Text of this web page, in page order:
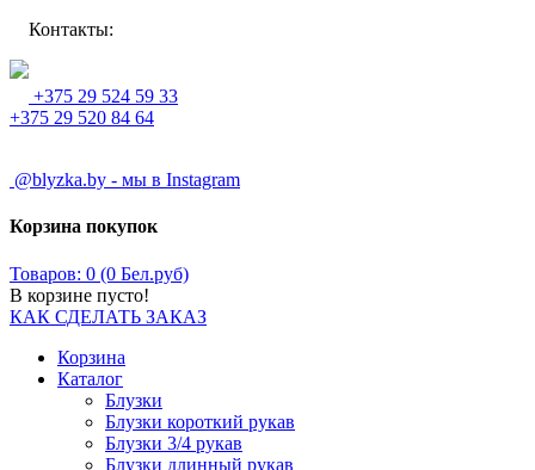
Контакты:
+375 29 524 59 33
+375 29 520 84 64
@blyzka.by - мы в Instagram
Корзина покупок
Товаров: 0 (0 Бел.руб)
В корзине пусто!
КАК СДЕЛАТЬ ЗАКАЗ
Корзина
Каталог
Блузки
Блузки короткий рукав
Блузки 3/4 рукав
Блузки длинный рукав